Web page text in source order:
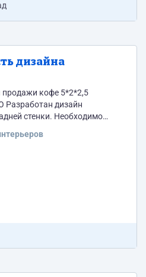
дизайна
кофе 5*2*2,5
Разработан дизайн
стенки. Необходимо
покупателей, идущих по
они обошли павильон и
работ скорее всего
пленка. Идея
где будет изображен...